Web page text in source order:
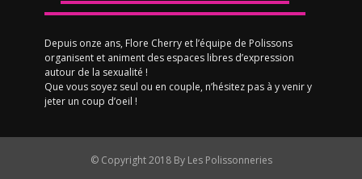
Depuis onze ans, Flore Cherry et l’équipe de Polissons
organisent et animent des espaces libres d’expression
autour de la sexualité !
Que vous soyez seul ou en couple, n’hésitez pas à y venir y
jeter un coup d’oeil !
© Copyright 2018 By Les Polissonneries